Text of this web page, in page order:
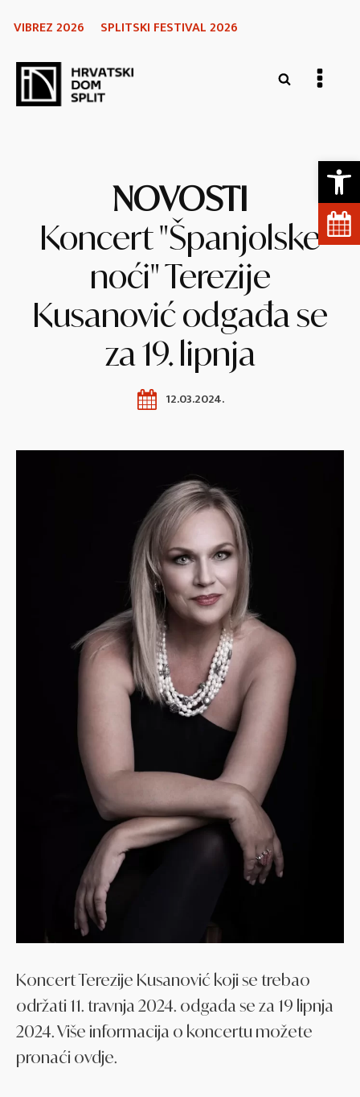
VIBREZ 2026 SPLITSKI FESTIVAL 2026
NOVOSTI
Koncert "Španjolske
noći" Terezije
Kusanović odgađa se
za 19. lipnja
12.03.2024.
Koncert Terezije Kusanović koji se trebao
održati 11. travnja 2024. odgađa se za 19 lipnja
2024. Više informacija o koncertu možete
pronaći ovdje.